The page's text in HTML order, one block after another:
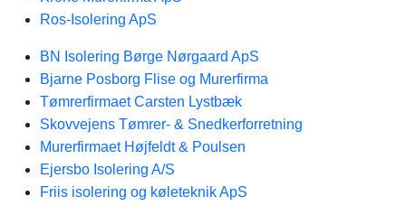
Ros-Isolering ApS
BN Isolering Børge Nørgaard ApS
Bjarne Posborg Flise og Murerfirma
Tømrerfirmaet Carsten Lystbæk
Skovvejens Tømrer- & Snedkerforretning
Murerfirmaet Højfeldt & Poulsen
Ejersbo Isolering A/S
Friis isolering og køleteknik ApS